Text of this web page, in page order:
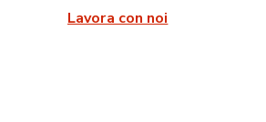
Lavora con noi